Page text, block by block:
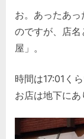
お。あったあ
のですが、店名
屋」。
時間は17:01く
お店は地下にあ